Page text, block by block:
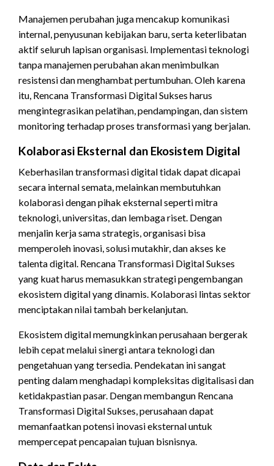
Manajemen perubahan juga mencakup komunikasi
internal, penyusunan kebijakan baru, serta keterlibatan
aktif seluruh lapisan organisasi. Implementasi teknologi
tanpa manajemen perubahan akan menimbulkan
resistensi dan menghambat pertumbuhan. Oleh karena
itu, Rencana Transformasi Digital Sukses harus
mengintegrasikan pelatihan, pendampingan, dan sistem
monitoring terhadap proses transformasi yang berjalan.
Kolaborasi Eksternal dan Ekosistem Digital
Keberhasilan transformasi digital tidak dapat dicapai
secara internal semata, melainkan membutuhkan
kolaborasi dengan pihak eksternal seperti mitra
teknologi, universitas, dan lembaga riset. Dengan
menjalin kerja sama strategis, organisasi bisa
memperoleh inovasi, solusi mutakhir, dan akses ke
talenta digital. Rencana Transformasi Digital Sukses
yang kuat harus memasukkan strategi pengembangan
ekosistem digital yang dinamis. Kolaborasi lintas sektor
menciptakan nilai tambah berkelanjutan.
Ekosistem digital memungkinkan perusahaan bergerak
lebih cepat melalui sinergi antara teknologi dan
pengetahuan yang tersedia. Pendekatan ini sangat
penting dalam menghadapi kompleksitas digitalisasi dan
ketidakpastian pasar. Dengan membangun Rencana
Transformasi Digital Sukses, perusahaan dapat
memanfaatkan potensi inovasi eksternal untuk
mempercepat pencapaian tujuan bisnisnya.